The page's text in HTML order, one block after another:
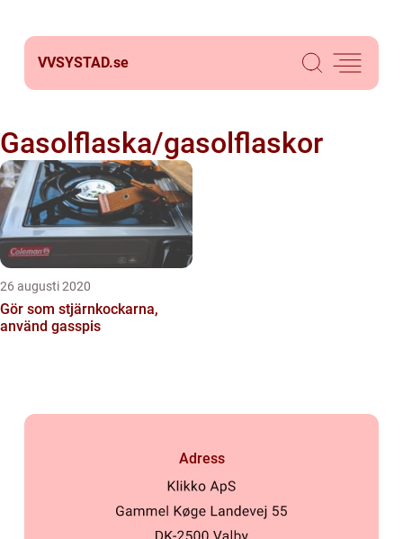
VVSYSTAD.se
Gasolflaska/gasolflaskor
26 augusti 2020
Gör som stjärnkockarna,
använd gasspis
Adress